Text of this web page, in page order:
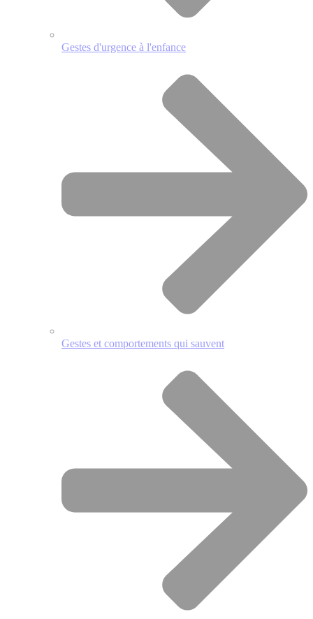
Gestes d'urgence à l'enfance
Gestes et comportements qui sauvent